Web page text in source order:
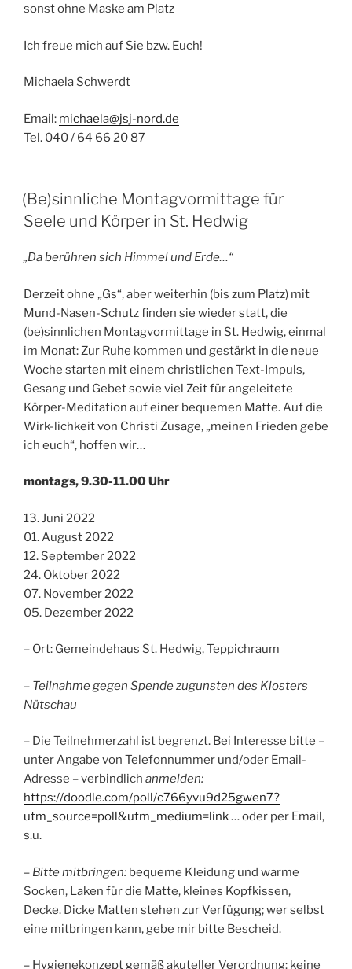
sonst ohne Maske am Platz
Ich freue mich auf Sie bzw. Euch!
Michaela Schwerdt
Email: michaela@jsj-nord.de
Tel. 040 / 64 66 20 87
(Be)sinnliche Montagvormittage für
Seele und Körper in St. Hedwig
„Da berühren sich Himmel und Erde…“
Derzeit ohne „Gs“, aber weiterhin (bis zum Platz) mit
Mund-Nasen-Schutz finden sie wieder statt, die
(be)sinnlichen Montagvormittage in St. Hedwig, einmal
im Monat: Zur Ruhe kommen und gestärkt in die neue
Woche starten mit einem christlichen Text-Impuls,
Gesang und Gebet sowie viel Zeit für angeleitete
Körper-Meditation auf einer bequemen Matte. Auf die
Wirk-lichkeit von Christi Zusage, „meinen Frieden gebe
ich euch“, hoffen wir…
montags, 9.30-11.00 Uhr
13. Juni 2022
01. August 2022
12. September 2022
24. Oktober 2022
07. November 2022
05. Dezember 2022
– Ort: Gemeindehaus St. Hedwig, Teppichraum
– Teilnahme gegen Spende zugunsten des Klosters
Nütschau
– Die Teilnehmerzahl ist begrenzt. Bei Interesse bitte –
unter Angabe von Telefonnummer und/oder Email-
Adresse – verbindlich anmelden:
https://doodle.com/poll/c766yvu9d25gwen7?
utm_source=poll&utm_medium=link… oder per Email,
s.u.
– Bitte mitbringen: bequeme Kleidung und warme
Socken, Laken für die Matte, kleines Kopfkissen,
Decke. Dicke Matten stehen zur Verfügung; wer selbst
eine mitbringen kann, gebe mir bitte Bescheid.
– Hygienekonzept gemäß akuteller Verordnung: keine